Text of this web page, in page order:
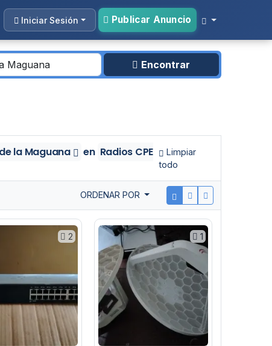
Iniciar Sesión Publicar Anuncio
Encontrar
la Maguana en Radios CPE
Limpiar
todo
ORDENAR POR
2 1